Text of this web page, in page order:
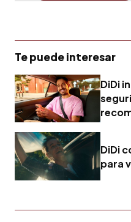
Te puede interesar
DiDi
DiDi
para